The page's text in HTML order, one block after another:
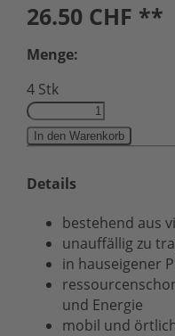
26.50 CHF **
Menge:
4 Stk
In den Warenkorb
Details
bestehend aus
unauffällig zu
in hauseigener
und Energie
mobil und